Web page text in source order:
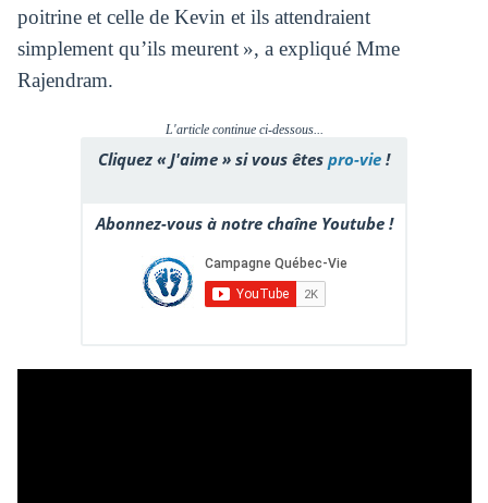
poitrine et celle de Kevin et ils attendraient
simplement qu’ils meurent », a expliqué Mme
Rajendram.
L'article continue ci-dessous...
Cliquez « J'aime » si vous êtes pro-vie !
Abonnez-vous à notre chaîne Youtube !